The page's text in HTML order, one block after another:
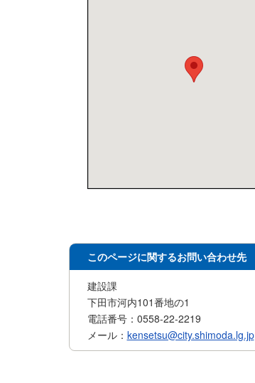
このページに関するお問い合わせ先
建設課
下田市河内101番地の1
電話番号：0558-22-2219
メール： kensetsu@city.shimoda.lg.jp